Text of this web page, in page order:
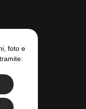
foto e